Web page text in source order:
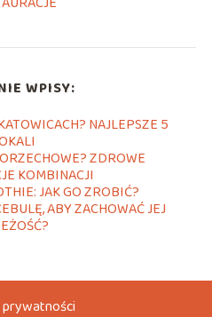
WPISY:
NAJLEPSZE 5
ZDROWE
KOMBINACJI
JAK GO ZROBIĆ?
ABY ZACHOWAĆ JEJ